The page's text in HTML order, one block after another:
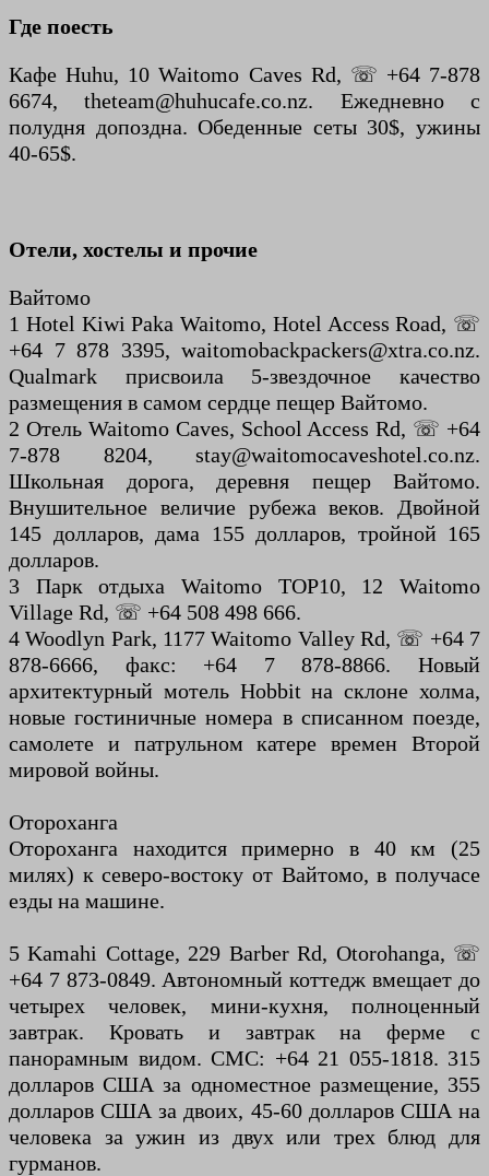
Где поесть
Кафе Huhu, 10 Waitomo Caves Rd, ☏ +64 7-878
6674, theteam@huhucafe.co.nz. Ежедневно с
полудня допоздна. Обеденные сеты 30$, ужины
40-65$.
Отели, хостелы и прочие
Вайтомо
1 Hotel Kiwi Paka Waitomo, Hotel Access Road, ☏
+64 7 878 ​​3395, waitomobackpackers@xtra.co.nz.
Qualmark присвоила 5-звездочное качество
размещения в самом сердце пещер Вайтомо.
2 Отель Waitomo Caves, School Access Rd, ☏ +64
7-878 8204, stay@waitomocaveshotel.co.nz.
Школьная дорога, деревня пещер Вайтомо.
Внушительное величие рубежа веков. Двойной
145 долларов, дама 155 долларов, тройной 165
долларов.
3 Парк отдыха Waitomo TOP10, 12 Waitomo
Village Rd, ☏ +64 508 498 666.
4 Woodlyn Park, 1177 Waitomo Valley Rd, ☏ +64 7
878-6666, факс: +64 7 878-8866. Новый
архитектурный мотель Hobbit на склоне холма,
новые гостиничные номера в списанном поезде,
самолете и патрульном катере времен Второй
мировой войны.
Отороханга
Отороханга находится примерно в 40 км (25
милях) к северо-востоку от Вайтомо, в получасе
езды на машине.
5 Kamahi Cottage, 229 Barber Rd, Otorohanga, ☏
+64 7 873-0849. Автономный коттедж вмещает до
четырех человек, мини-кухня, полноценный
завтрак. Кровать и завтрак на ферме с
панорамным видом. СМС: +64 21 055-1818. 315
долларов США за одноместное размещение, 355
долларов США за двоих, 45-60 долларов США на
человека за ужин из двух или трех блюд для
гурманов.